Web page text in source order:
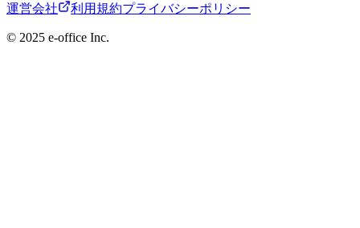
運営会社 利用規約プライバシーポリシー
©︎ 2025 e-office Inc.